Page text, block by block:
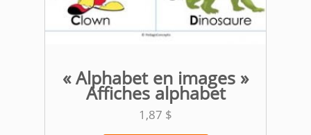
« Alphabet en images »
Affiches alphabet
1,87 $